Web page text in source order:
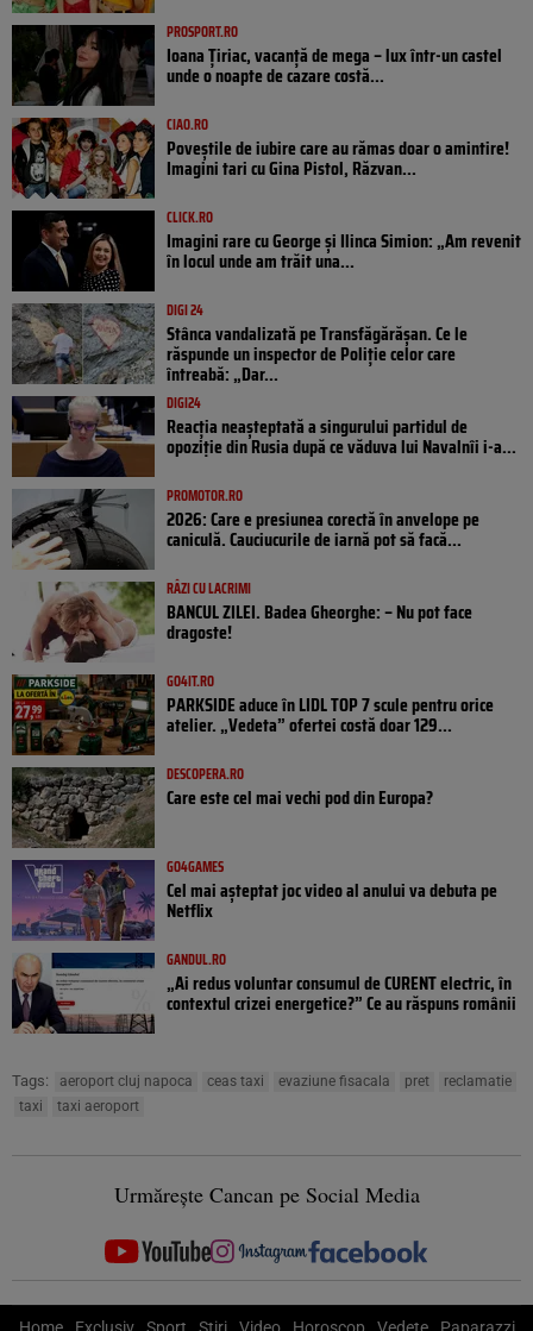
PROSPORT.RO
Ioana Țiriac, vacanță de mega – lux într-un castel
unde o noapte de cazare costă...
CIAO.RO
Poveştile de iubire care au rămas doar o amintire!
Imagini tari cu Gina Pistol, Răzvan...
CLICK.RO
Imagini rare cu George și Ilinca Simion: „Am revenit
în locul unde am trăit una...
DIGI 24
Stânca vandalizată pe Transfăgărășan. Ce le
răspunde un inspector de Poliție celor care
întreabă: „Dar...
DIGI24
Reacția neașteptată a singurului partidul de
opoziţie din Rusia după ce văduva lui Navalnîi i-a...
PROMOTOR.RO
2026: Care e presiunea corectă în anvelope pe
caniculă. Cauciucurile de iarnă pot să facă...
RÂZI CU LACRIMI
BANCUL ZILEI. Badea Gheorghe: – Nu pot face
dragoste!
GO4IT.RO
PARKSIDE aduce în LIDL TOP 7 scule pentru orice
atelier. „Vedeta” ofertei costă doar 129...
DESCOPERA.RO
Care este cel mai vechi pod din Europa?
GO4GAMES
Cel mai așteptat joc video al anului va debuta pe
Netflix
GANDUL.RO
„Ai redus voluntar consumul de CURENT electric, în
contextul crizei energetice?” Ce au răspuns românii
Tags: aeroport cluj napoca ceas taxi evaziune fisacala pret
reclamatie
taxi
taxi aeroport
Urmărește Cancan pe Social Media